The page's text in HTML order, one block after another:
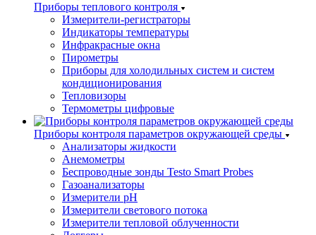
Приборы теплового контроля
Измерители-регистраторы
Индикаторы температуры
Инфракрасные окна
Пирометры
Приборы для холодильных систем и систем
кондиционирования
Тепловизоры
Термометры цифровые
Приборы контроля параметров окружающей среды
Анализаторы жидкости
Анемометры
Беспроводные зонды Testo Smart Probes
Газоанализаторы
Измерители pH
Измерители светового потока
Измерители тепловой облученности